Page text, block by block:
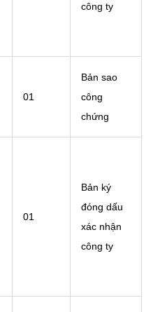
công ty
01
Bản sao
công
chứng
01
Bản ký
đóng dấu
xác nhận
công ty